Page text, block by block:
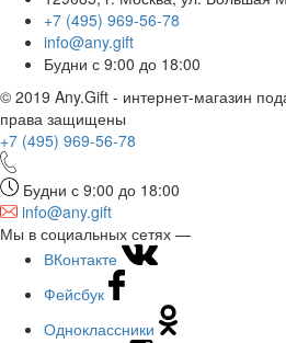
+7 (495) 969-56-78
info@any.gift
Будни с 9:00 до 18:00
© 2019 Any.Gift - интернет-магазин
права защищены
+7 (495) 969-56-78
Будни с 9:00 до 18:00
info@any.gift
Мы в социальных сетях —
ВКонтакте
Фейсбук
Одноклассники